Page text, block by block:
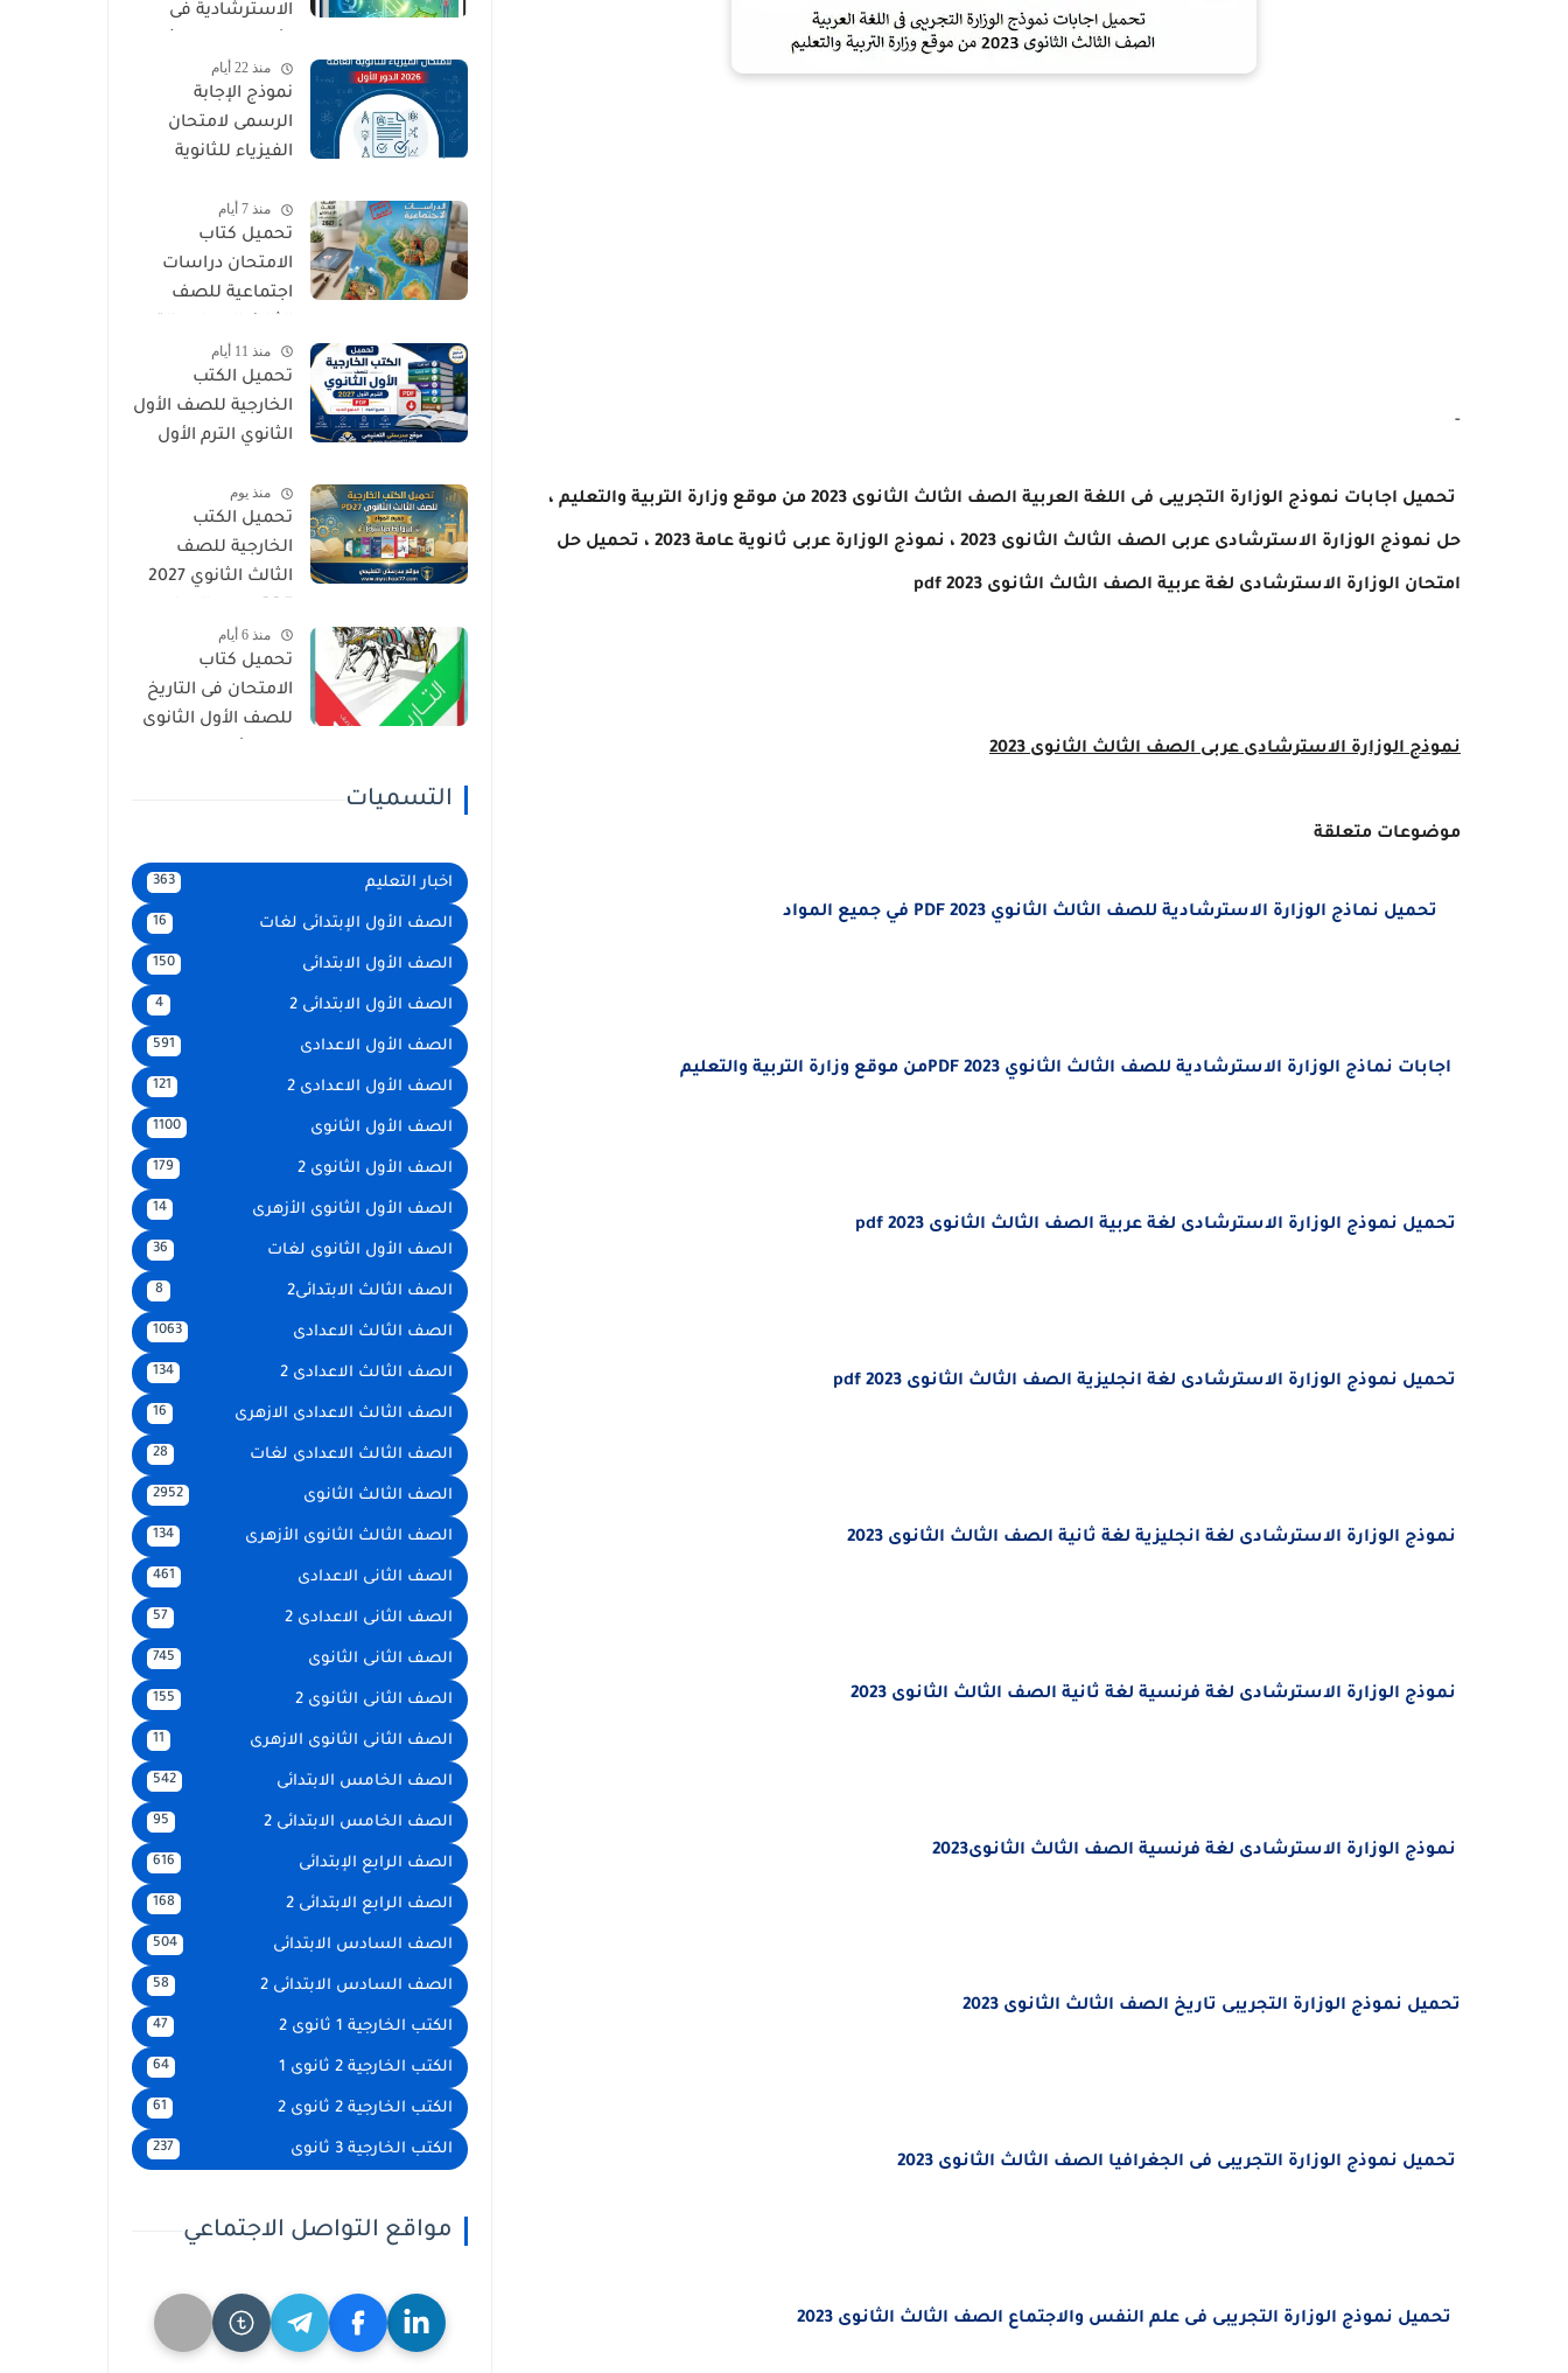
-
تحميل اجابات نموذج الوزارة التجريبى فى اللغة العربية الصف الثالث الثانوى 2023 من موقع وزارة التربية والتعليم ،
حل نموذج الوزارة الاسترشادى عربى الصف الثالث الثانوى 2023 ، نموذج الوزارة عربى ثانوية عامة 2023 ، تحميل حل
امتحان الوزارة الاسترشادى لغة عربية الصف الثالث الثانوى 2023 pdf
نموذج الوزارة الاسترشادىعربىالصف الثالث الثانوى 2023
موضوعات متعلقة
تحميل نماذج الوزارة الاسترشادية للصف الثالث الثانوي 2023 PDF في جميع المواد
اجابات نماذج الوزارة الاسترشادية للصف الثالث الثانوي 2023 PDFمن موقع وزارة التربية والتعليم
تحميل نموذج الوزارة الاسترشادى لغة عربية الصف الثالث الثانوى 2023 pdf
تحميل نموذج الوزارة الاسترشادى لغة انجليزية الصف الثالث الثانوى 2023 pdf
نموذج الوزارة الاسترشادى لغة انجليزية لغة ثانية الصف الثالث الثانوى 2023
نموذج الوزارة الاسترشادى لغة فرنسية لغة ثانية الصف الثالث الثانوى 2023
نموذج الوزارة الاسترشادى لغة فرنسية الصف الثالث الثانوى2023
تحميل نموذج الوزارة التجريبى تاريخ الصف الثالث الثانوى 2023
تحميل نموذج الوزارة التجريبى فى الجغرافيا الصف الثالث الثانوى 2023
تحميل نموذج الوزارة التجريبى فى علم النفس والاجتماع الصف الثالث الثانوى 2023
الاسترشادية فى
الثانوي 2026
منذ 22 أيام
نموذج الإجابة
الرسمى لامتحان
الفيزياء للثانوية
الأول
منذ 7 أيام
تحميل كتاب
الامتحان دراسات
اجتماعية للصف
الأول 2027 PDF
منذ 11 أيام
تحميل الكتب
الخارجية للصف الأول
الثانوي الترم الأول
المواد المنهج
الجديد)
منذ يوم
تحميل الكتب
الخارجية للصف
الثالث الثانوي 2027
(بروابط مباشرة)
منذ 6 أيام
تحميل كتاب
الامتحان فى التاريخ
للصف الأول الثانوى
التسميات
اخبار التعليم 363
الصف الأول الإبتدائى لغات 16
الصف الأول الابتدائى 150
الصف الأول الابتدائى 2 4
الصف الأول الاعدادى 591
الصف الأول الاعدادى 2 121
الصف الأول الثانوى 1100
الصف الأول الثانوى 2 179
الصف الأول الثانوى الأزهرى 14
الصف الأول الثانوى لغات 36
الصف الثالث الابتدائى2 8
الصف الثالث الاعدادى 1063
الصف الثالث الاعدادى 2 134
الصف الثالث الاعدادى الازهرى 16
الصف الثالث الاعدادى لغات 28
الصف الثالث الثانوى 2952
الصف الثالث الثانوى الأزهرى 134
الصف الثانى الاعدادى 461
الصف الثانى الاعدادى 2 57
الصف الثانى الثانوى 745
الصف الثانى الثانوى 2 155
الصف الثانى الثانوى الازهرى 11
الصف الخامس الابتدائى 542
الصف الخامس الابتدائى 2 95
الصف الرابع الإبتدائى 616
الصف الرابع الابتدائى 2 168
الصف السادس الابتدائى 504
الصف السادس الابتدائى 2 58
الكتب الخارجية 1 ثانوى 2 47
الكتب الخارجية 2 ثانوى 1 64
الكتب الخارجية 2 ثانوى 2 61
الكتب الخارجية 3 ثانوى 237
مواقع التواصل الاجتماعي